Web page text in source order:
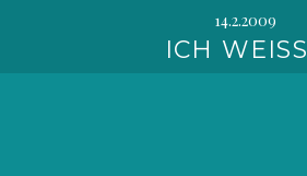
14.2.2009
ICH WEISS…